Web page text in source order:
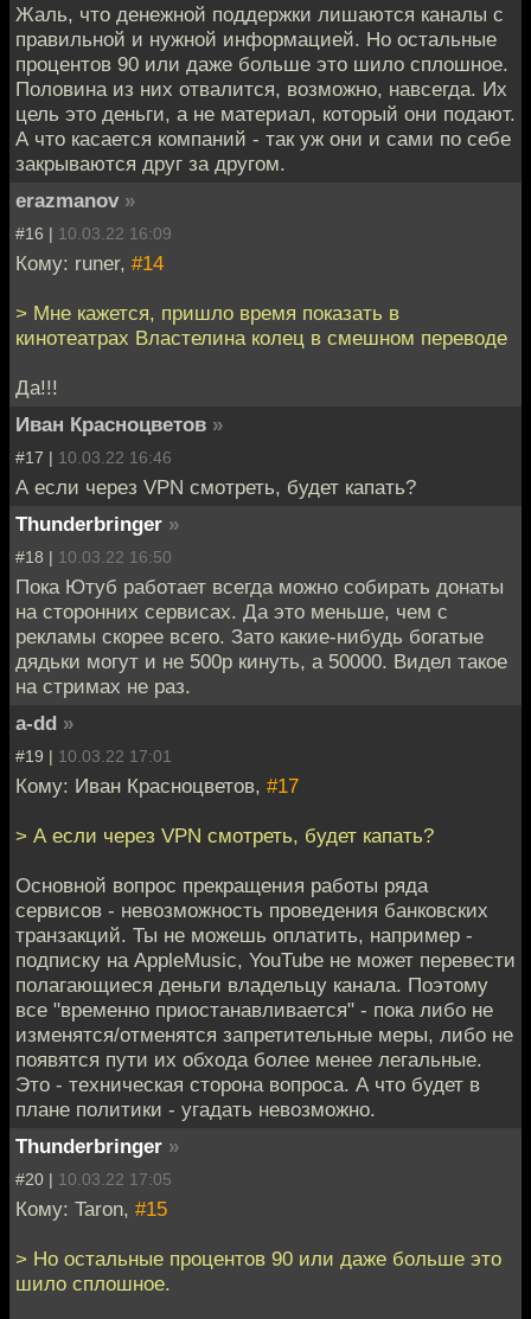
Жаль, что денежной поддержки лишаются каналы с
правильной и нужной информацией. Но остальные
процентов 90 или даже больше это шило сплошное.
Половина из них отвалится, возможно, навсегда. Их
цель это деньги, а не материал, который они подают.
А что касается компаний - так уж они и сами по себе
закрываются друг за другом.
erazmanov »
#16 | 10.03.22 16:09
Кому: runer, #14
> Мне кажется, пришло время показать в
кинотеатрах Властелина колец в смешном переводе
Да!!!
Иван Красноцветов »
#17 | 10.03.22 16:46
А если через VPN смотреть, будет капать?
Thunderbringer »
#18 | 10.03.22 16:50
Пока Ютуб работает всегда можно собирать донаты
на сторонних сервисах. Да это меньше, чем с
рекламы скорее всего. Зато какие-нибудь богатые
дядьки могут и не 500р кинуть, а 50000. Видел такое
на стримах не раз.
a-dd »
#19 | 10.03.22 17:01
Кому: Иван Красноцветов, #17
> А если через VPN смотреть, будет капать?
Основной вопрос прекращения работы ряда
сервисов - невозможность проведения банковских
транзакций. Ты не можешь оплатить, например -
подписку на AppleMusic, YouTube не может перевести
полагающиеся деньги владельцу канала. Поэтому
все "временно приостанавливается" - пока либо не
изменятся/отменятся запретительные меры, либо не
появятся пути их обхода более менее легальные.
Это - техническая сторона вопроса. А что будет в
плане политики - угадать невозможно.
Thunderbringer »
#20 | 10.03.22 17:05
Кому: Taron, #15
> Но остальные процентов 90 или даже больше это
шило сплошное.